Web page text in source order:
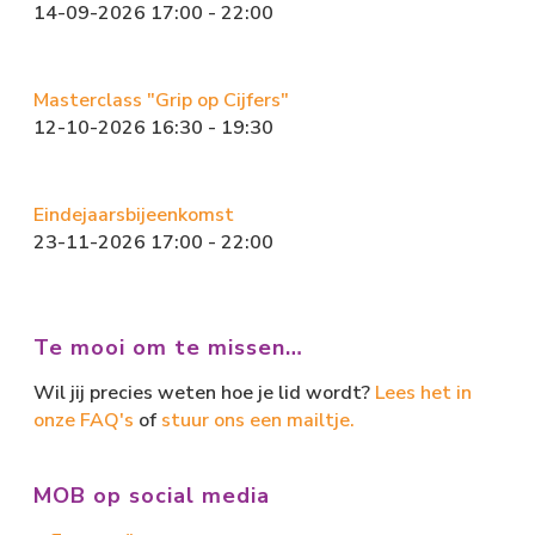
14-09-2026 17:00 - 22:00
Masterclass "Grip op Cijfers"
12-10-2026 16:30 - 19:30
Eindejaarsbijeenkomst
23-11-2026 17:00 - 22:00
Te mooi om te missen…
Wil jij precies weten hoe je lid wordt? Lees het in
onze FAQ's of stuur ons een mailtje.
MOB op social media